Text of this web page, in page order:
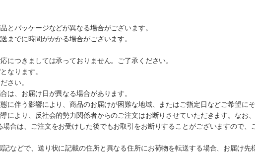
とパッケージなどが異なる場合がございます。
までに時間がかかる場合がございます。
につきましては承っておりません。ご了承ください。
なります。
さい。
は、お届け日が異なる場合があります。
に伴う影響により、商品のお届けが困難な地域、またはご指定日などご希望に
により、反社会的勢力関係者からのご注文はお断りさせていただきます。なお
合は、ご注文をお受けした後でもお取引をお断りすることがございますので、
などで、送り状に記載の住所と異なる住所にお荷物を転送する場合、お届け先